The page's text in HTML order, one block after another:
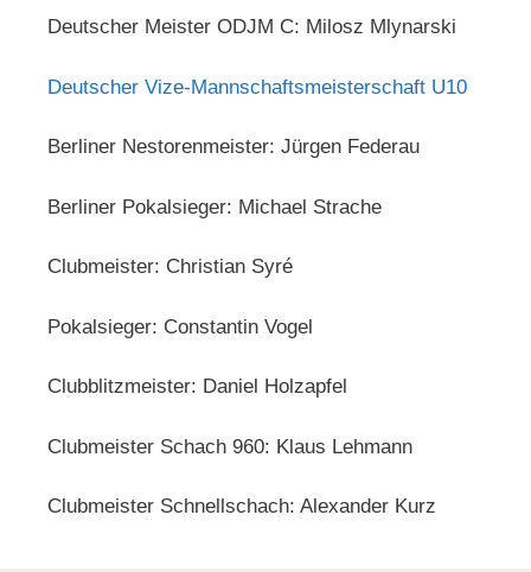
Deutscher Meister ODJM C: Milosz Mlynarski
Deutscher Vize-Mannschaftsmeisterschaft U10
Berliner Nestorenmeister: Jürgen Federau
Berliner Pokalsieger: Michael Strache
Clubmeister: Christian Syré
Pokalsieger: Constantin Vogel
Clubblitzmeister: Daniel Holzapfel
Clubmeister Schach 960: Klaus Lehmann
Clubmeister Schnellschach: Alexander Kurz